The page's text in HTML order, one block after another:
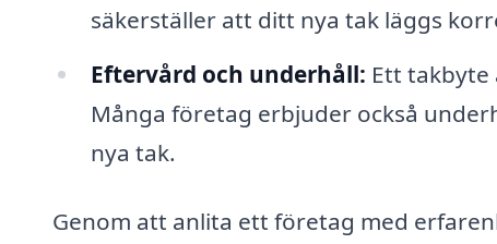
säkerställer att ditt nya tak läggs
Eftervård och underhåll: Ett
Många företag erbjuder också
nya tak.
Genom att anlita ett företag med